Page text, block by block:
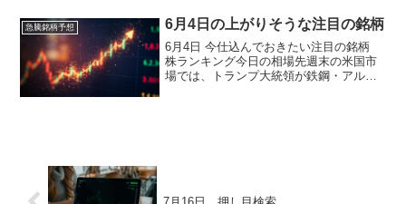
急騰銘柄予想 6月4日の上がりそうな注目の銘柄
6月4日 今仕込んでおきたい注目の銘柄
株ランキング今日の相場先週末の米国市
場では、トランプ大統領が鉄鋼・アルミ